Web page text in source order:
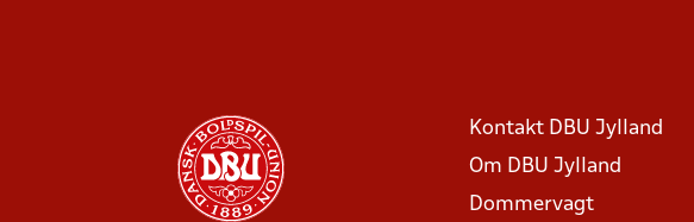
Kontakt DBU Jylland
Om DBU Jylland
Dommervagt